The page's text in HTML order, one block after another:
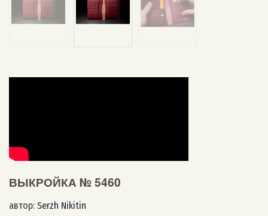
ВЫКРОЙКА № 5460
автор: Serzh Nikitin